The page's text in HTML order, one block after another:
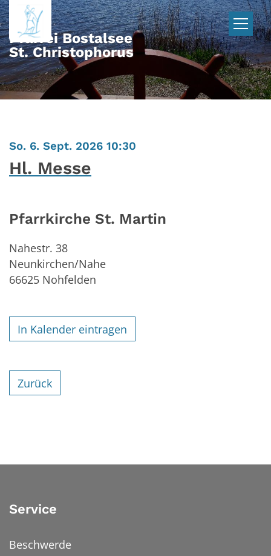
Zum Inhalt springen
Pfarrei Bostalsee
St. Christophorus
So. 6. Sept. 2026 10:30
Hl. Messe
Pfarrkirche St. Martin
Nahestr. 38
Neunkirchen/Nahe
66625 Nohfelden
In Kalender eintragen
Zurück
Service
Beschwerde